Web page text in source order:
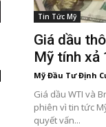
Tin Tức Mỹ
Giá dầu
Mỹ tính xả
Mỹ Đầu Tư Định
Giá dầu WTI và
phiên vì tin tức
quyết vấn...